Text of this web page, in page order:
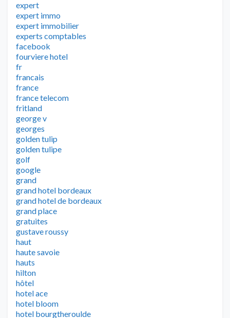
expert
expert immo
expert immobilier
experts comptables
facebook
fourviere hotel
fr
francais
france
france telecom
fritland
george v
georges
golden tulip
golden tulipe
golf
google
grand
grand hotel bordeaux
grand hotel de bordeaux
grand place
gratuites
gustave roussy
haut
haute savoie
hauts
hilton
hôtel
hotel ace
hotel bloom
hotel bourgtheroulde